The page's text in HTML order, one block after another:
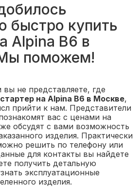
быстро купить
Alpina B6 в
поможем!
вы не представляете, где
на Alpina B6 в Москве,
прийти к нам. Представители
вас с ценами на
обсудят с вами возможность
изделия. Практически
решить по телефону или
для контакты вы найдете
получить детальную
эксплуатационные
изделия.